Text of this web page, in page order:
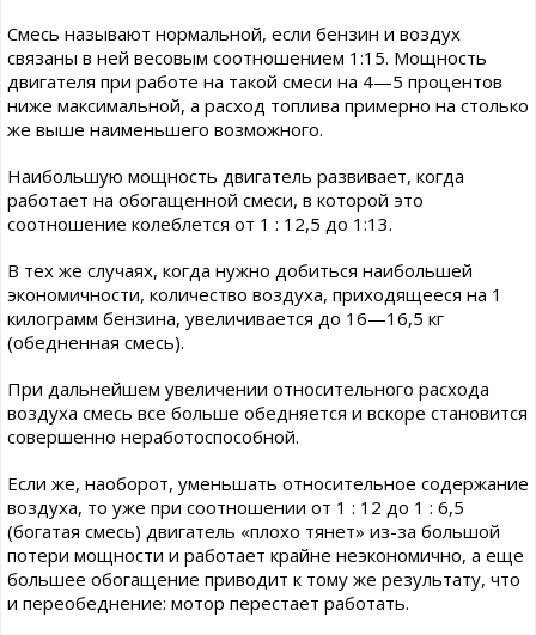
Смесь называют нормальной, если бензин и воздух
связаны в ней весовым соотношением 1:15. Мощность
двигателя при работе на такой смеси на 4—5 процентов
ниже максимальной, а расход топлива примерно на столько
же выше наименьшего возможного.
Наибольшую мощность двигатель развивает, когда
работает на обогащенной смеси, в которой это
соотношение колеблется от 1 : 12,5 до 1:13.
В тех же случаях, когда нужно добиться наибольшей
экономичности, количество воздуха, приходящееся на 1
килограмм бензина, увеличивается до 16—16,5 кг
(обедненная смесь).
При дальнейшем увеличении относительного расхода
воздуха смесь все больше обедняется и вскоре становится
совершенно неработоспособной.
Если же, наоборот, уменьшать относительное содержание
воздуха, то уже при соотношении от 1 : 12 до 1 : 6,5
(богатая смесь) двигатель «плохо тянет» из-за большой
потери мощности и работает крайне неэкономично, а еще
большее обогащение приводит к тому же результату, что
и переобеднение: мотор перестает работать.